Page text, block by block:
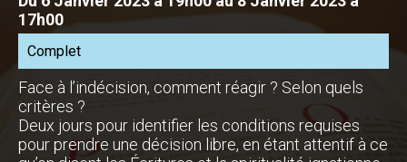
17h00
Complet
Face à l’indécision, comment réagir ? Selon quels
critères ?
Deux jours pour identifier les conditions requises
pour prendre une décision libre, en étant attentif à ce